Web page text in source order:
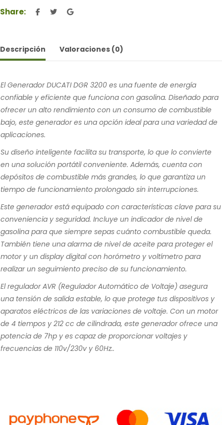
Share:
Descripción Valoraciones (0)
El Generador DUCATI DGR 3200 es una fuente de energía
confiable y eficiente que funciona con gasolina. Diseñado para
ofrecer un alto rendimiento con un consumo de combustible
bajo, este generador es una opción ideal para una variedad de
aplicaciones.
Su diseño inteligente facilita su transporte, lo que lo convierte
en una solución portátil conveniente. Además, cuenta con
depósitos de combustible más grandes, lo que garantiza un
tiempo de funcionamiento prolongado sin interrupciones.
Este generador está equipado con características clave para su
conveniencia y seguridad. Incluye un indicador de nivel de
gasolina para que siempre sepas cuánto combustible queda.
También tiene una alarma de nivel de aceite para proteger el
motor y un display digital con horómetro y voltímetro para
realizar un seguimiento preciso de su funcionamiento.
El regulador AVR (Regulador Automático de Voltaje) asegura
una tensión de salida estable, lo que protege tus dispositivos y
aparatos eléctricos de las variaciones de voltaje. Con un motor
de 4 tiempos y 212 cc de cilindrada, este generador ofrece una
potencia de 7hp y es capaz de proporcionar voltajes y
frecuencias de 110v/230v y 60Hz..